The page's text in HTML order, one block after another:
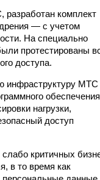
комплект
— с учетом
На специально
протестированы
доступа.
инфраструктуру МТС
обеспечения
нагрузки,
доступ
критичных
в то время как